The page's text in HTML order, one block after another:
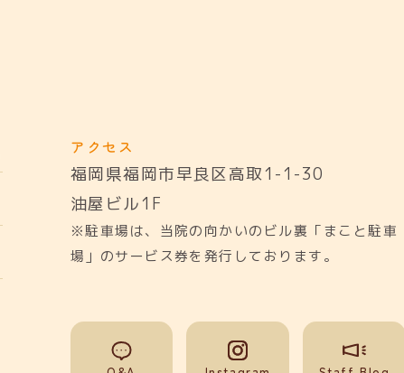
アクセス
福岡県福岡市早良区高取1-1-30
油屋ビル1F
※駐車場は、当院の向かいのビル裏「まこと駐車
場」のサービス券を発行しております。